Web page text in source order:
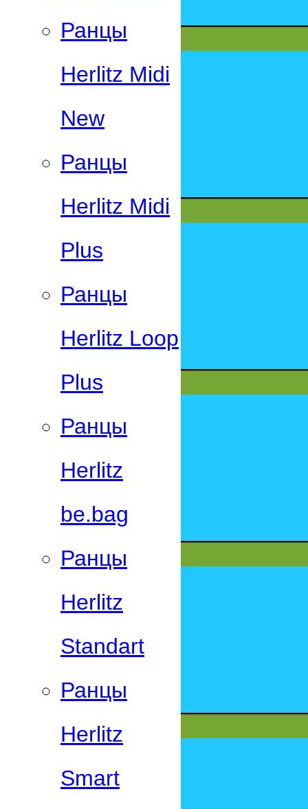
Ранцы
Herlitz Midi
New
Ранцы
Herlitz Midi
Plus
Ранцы
Herlitz Loop
Plus
Ранцы
Herlitz
be.bag
Ранцы
Herlitz
Standart
Ранцы
Herlitz
Smart